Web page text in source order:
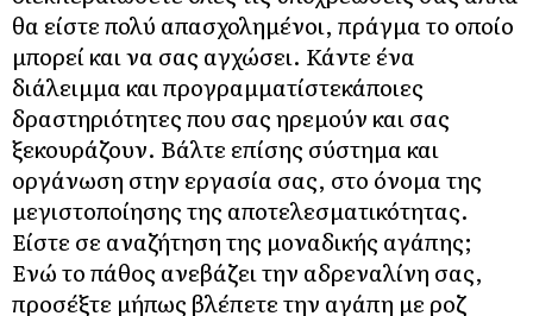
θα είστε πολύ απασχολημένοι, πράγμα το οποίο
μπορεί και να σας αγχώσει. Κάντε ένα
διάλειμμα και προγραμματίστεκάποιες
δραστηριότητες που σας ηρεμούν και σας
ξεκουράζουν. Βάλτε επίσης σύστημα και
οργάνωση στην εργασία σας, στο όνομα της
μεγιστοποίησης της αποτελεσματικότητας.
Είστε σε αναζήτηση της μοναδικής αγάπης;
Ενώ το πάθος ανεβάζει την αδρεναλίνη σας,
προσέξτε μήπως βλέπετε την αγάπη με ροζ